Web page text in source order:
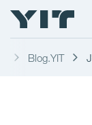
Blog.YIT